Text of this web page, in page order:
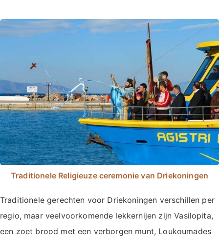
Traditionele Religieuze ceremonie van Driekoningen
Traditionele gerechten voor Driekoningen verschillen per
regio, maar veelvoorkomende lekkernijen zijn Vasilopita,
een zoet brood met een verborgen munt, Loukoumades